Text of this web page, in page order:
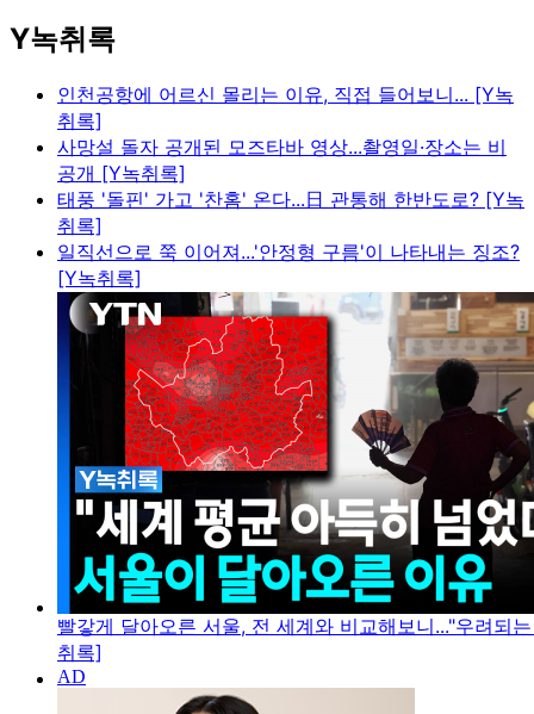
Y녹취록
인천공항에 어르신 몰리는 이유, 직접 들어보니... [Y녹
취록]
사망설 돌자 공개된 모즈타바 영상...촬영일·장소는 비
공개 [Y녹취록]
태풍 '돌핀' 가고 '찬홈' 온다...日 관통해 한반도로? [Y녹
취록]
일직선으로 쭉 이어져...'안정형 구름'이 나타내는 징조?
[Y녹취록]
빨갛게 달아오른 서울, 전 세계와 비교해보니..."우려되
취록]